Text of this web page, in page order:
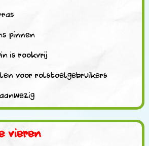
pinnen
is rookvrij
voor rolstoelgebruikers
vieren